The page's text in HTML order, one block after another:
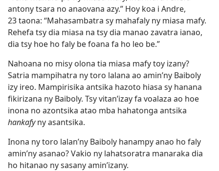
antony tsara no anaovana azy.” Hoy koa i Andre,
23 taona: “Mahasambatra sy mahafaly ny miasa mafy.
Rehefa tsy dia miasa na tsy dia manao zavatra ianao,
dia tsy hoe ho faly be foana fa ho leo be.”
Nahoana no misy olona tia miasa mafy toy izany?
Satria mampihatra ny toro lalana ao amin’ny Baiboly
izy ireo. Mampirisika antsika hazoto hiasa sy hanana
fikirizana ny Baiboly. Tsy vitan’izay fa voalaza ao hoe
inona no azontsika atao mba hahatonga antsika
hankafyny asantsika.
Inona ny toro lalan’ny Baiboly hanampy anao ho faly
amin’ny asanao? Vakio ny lahatsoratra manaraka dia
ho hitanao ny sasany amin’izany.